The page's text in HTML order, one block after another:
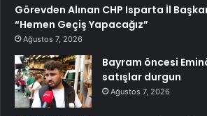
Görevden Alınan CHP Isparta İl
“Hemen Geçiş Yapacağız”
Ağustos 7, 2026
Bayram öncesi
satışlar durgun
Ağustos 7, 2026